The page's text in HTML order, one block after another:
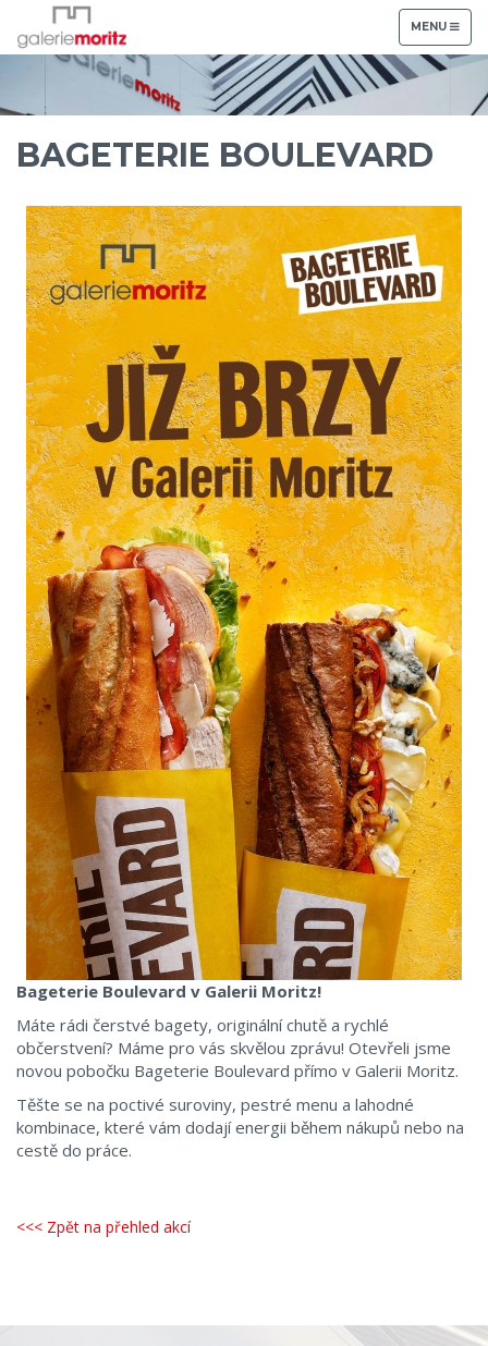
TOGGLE
NAVIGATION
MENU
BAGETERIE BOULEVARD
Bageterie Boulevard v Galerii Moritz!
Máte rádi čerstvé bagety, originální chutě a rychlé
občerstvení? Máme pro vás skvělou zprávu! Otevřeli jsme
novou pobočku Bageterie Boulevard přímo v Galerii Moritz.
Těšte se na poctivé suroviny, pestré menu a lahodné
kombinace, které vám dodají energii během nákupů nebo na
cestě do práce.
<<< Zpět na přehled akcí